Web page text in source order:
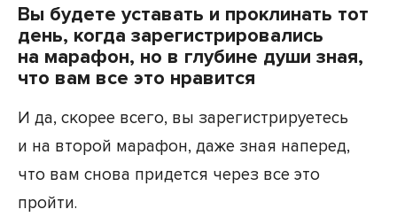
Вы будете уставать и проклинать тот
день, когда зарегистрировались
на марафон, но в глубине души зная,
что вам все это нравится
И да, скорее всего, вы зарегистрируетесь
и на второй марафон, даже зная наперед,
что вам снова придется через все это
пройти.